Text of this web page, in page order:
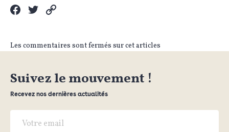
Les commentaires sont fermés sur cet articles
Suivez le mouvement !
Recevez nos dernières actualités